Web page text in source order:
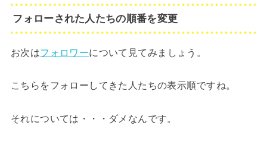
フォローされた人たちの順番を変更
お次はフォロワーについて見てみましょう。
こちらをフォローしてきた人たちの表示順ですね。
それについては・・・ダメなんです。